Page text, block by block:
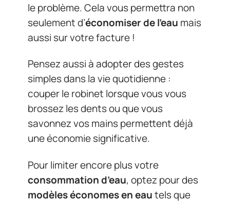
le problème. Cela vous permettra non
seulement d’économiser de l’eau mais
aussi sur votre facture !
Pensez aussi à adopter des gestes
simples dans la vie quotidienne :
couper le robinet lorsque vous vous
brossez les dents ou que vous
savonnez vos mains permettent déjà
une économie significative.
Pour limiter encore plus votre
consommation d’eau, optez pour des
modèles économes en eautels que